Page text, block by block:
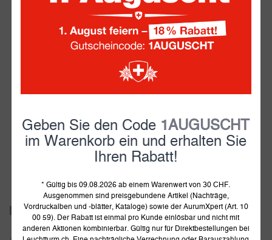
1 2 3 4
5
hawid Zuschnitte
Geben Sie den Code 1AUGUSCHT
im Warenkorb ein und erhalten Sie
Ihren Rabatt!
* Gültig bis 09.08.2026 ab einem Warenwert von 30 CHF.
Ausgenommen sind preisgebundene Artikel (Nachträge,
Vordruckalben und -blätter, Kataloge) sowie der AurumXpert (Art. 10
00 59). Der Rabatt ist einmal pro Kunde einlösbar und nicht mit
anderen Aktionen kombinierbar. Gültig nur für Direktbestellungen bei